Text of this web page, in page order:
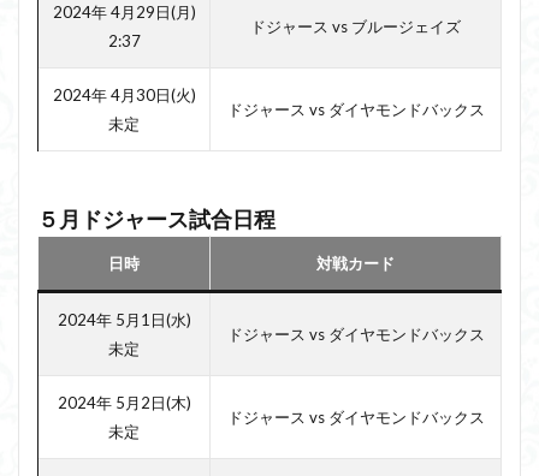
2024年 4月29日(月)
2:37
ドジャース vs ブルージェイズ
2024年 4月30日(火)
未定
ドジャース vs ダイヤモンドバックス
５月ドジャース試合日程
日時 対戦カード
2024年 5月1日(水)
未定
ドジャース vs ダイヤモンドバックス
2024年 5月2日(木)
未定
ドジャース vs ダイヤモンドバックス